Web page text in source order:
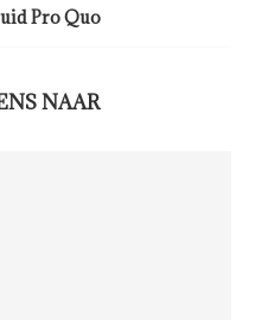
Pro Quo
NAAR